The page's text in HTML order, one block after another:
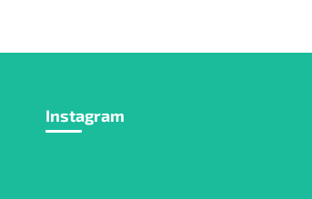
Instagram